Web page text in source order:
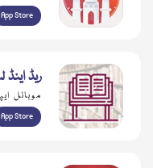
App Store
ریڈ
موبائل
App Store